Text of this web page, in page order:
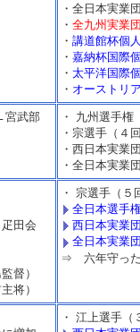
・全日本実業
・ 全九州実業
・ 講道館杯個
・ 嘉納杯国際
・ 太平洋国際
・ オーストリ
宮武部
・ 九州選手
・宗選手（
・西日本実業
・全日本実業
田会
督）
将）
・ 宗選手（５
全日本選手
西日本実業
全日本実業
⇒ 六年守った
・ 江上選手